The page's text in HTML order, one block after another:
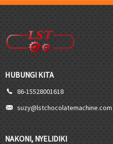
HUBUNGI KITA
86-15528001618
suzy@lstchocolatemachine.com
NAKONI, NYELIDIKI